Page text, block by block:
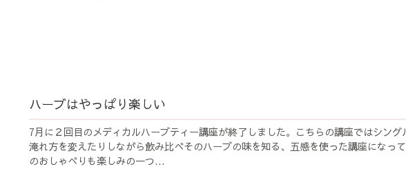
ハーブはやっぱり楽しい
7月に２回目のメディカルハーブティー講座が終了しました。こちらの講座ではシン
淹れ方を変えたりしながら飲み比べそのハーブの味を知る、五感を使った講座になっ
のおしゃべりも楽しみの一つ...